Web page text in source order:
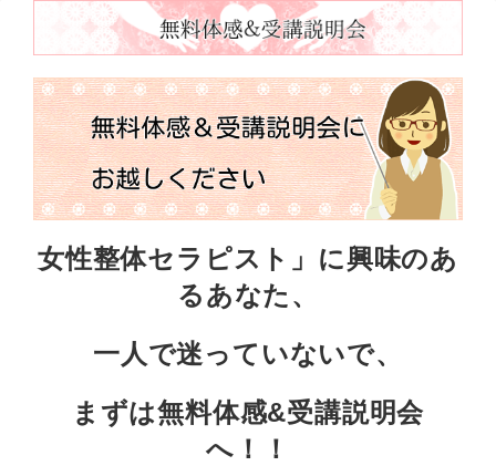
女性整体セラピスト」に興味のあ
るあなた、
一人で迷っていないで、
まずは無料体感&受講説明会
へ！！